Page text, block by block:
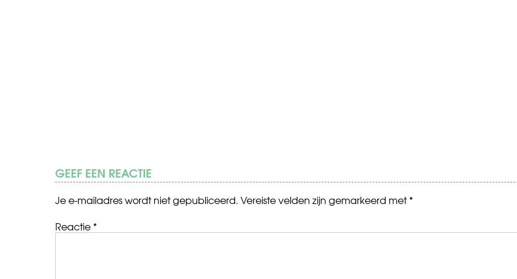
GEEF EEN REACTIE
Je e-mailadres wordt niet gepubliceerd. Vereiste velden zijn gemarkeerd met*
Reactie *